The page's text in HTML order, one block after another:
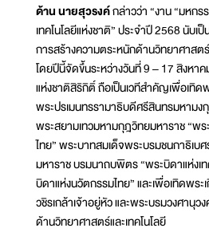
ด้าน นายสุวรงค์กล่าวว่า “งาน “มหก
เทคโนโลยีแห่งชาติ” ประจำปี 2568 นับ
การสร้างความตระหนักด้านวิทยาศาสตร์
โดยปีนี้จัดขึ้นระหว่างวันที่ 9 – 17 สิงห
แห่งชาติสิริกิติ์ ถือเป็นเวทีสำคัญเพื่อเทิด
พระปรเมนทรรามาธิบดีศรีสินทรมหามง
พระสยามเทวมหามกุฎวิทยมหาราช “พ
ไทย” พระบาทสมเด็จพระบรมชนกาธิเ
มหาราช บรมนาถบพิตร “พระบิดาแห่งเท
บิดาแห่งนวัตกรรมไทย” และเพื่อเทิดพร
วชิรเกล้าเจ้าอยู่หัว และพระบรมวงศานุ
ด้านวิทยาศาสตร์และเทคโนโลยี